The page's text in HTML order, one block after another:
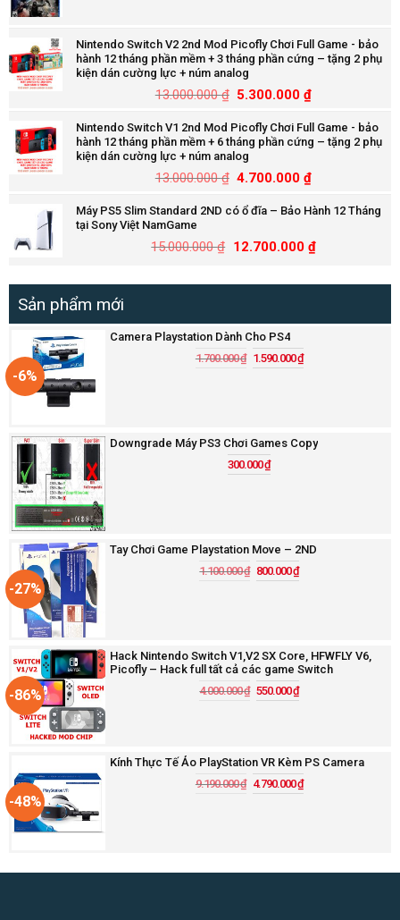
Nintendo Switch V2 2nd Mod Picofly Chơi Full Game - bảo
hành 12 tháng phần mềm + 3 tháng phần cứng – tặng 2 phụ
kiện dán cường lực + núm analog
13.000.000₫ 5.300.000₫
Nintendo Switch V1 2nd Mod Picofly Chơi Full Game - bảo
hành 12 tháng phần mềm + 6 tháng phần cứng – tặng 2 phụ
kiện dán cường lực + núm analog
13.000.000₫ 4.700.000₫
Máy PS5 Slim Standard 2ND có ổ đĩa – Bảo Hành 12 Tháng
tại Sony Việt NamGame
15.000.000₫ 12.700.000 ₫
Sản phẩm mới
-6%
Camera Playstation Dành Cho PS4
1.700.000₫ 1.590.000₫
Downgrade Máy PS3 Chơi Games Copy
300.000₫
-27%
Tay Chơi Game Playstation Move – 2ND
1.100.000₫ 800.000₫
-86%
Hack Nintendo Switch V1,V2 SX Core, HFWFLY V6,
Picofly – Hack full tất cả các game Switch
4.000.000₫ 550.000₫
-48%
Kính Thực Tế Ảo PlayStation VR Kèm PS Camera
9.190.000₫ 4.790.000₫